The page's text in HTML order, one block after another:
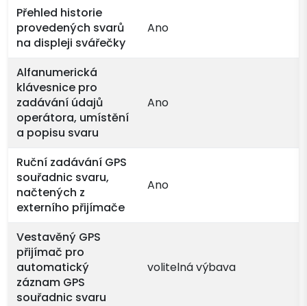
Přehled historie
provedených svarů
na displeji svářečky
Ano
Alfanumerická
klávesnice pro
zadávání údajů
operátora, umístění
a popisu svaru
Ano
Ruční zadávání GPS
souřadnic svaru,
načtených z
externího přijímače
Ano
Vestavěný GPS
přijímač pro
automatický
záznam GPS
souřadnic svaru
volitelná výbava